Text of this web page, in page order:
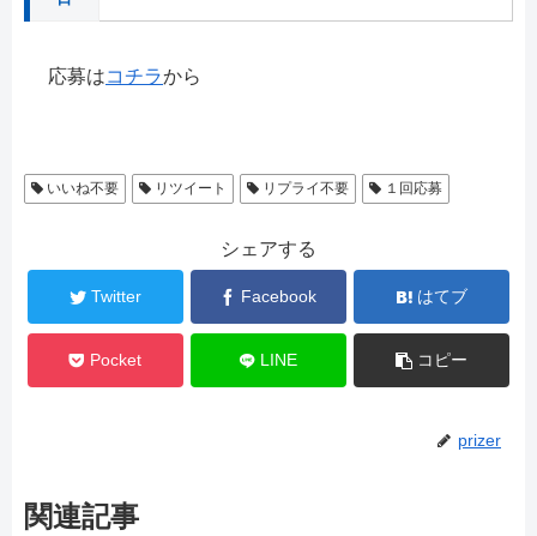
応募はコチラから
いいね不要 リツイート リプライ不要 １回応募
シェアする
Twitter Facebook はてブ
Pocket LINE コピー
prizer
関連記事